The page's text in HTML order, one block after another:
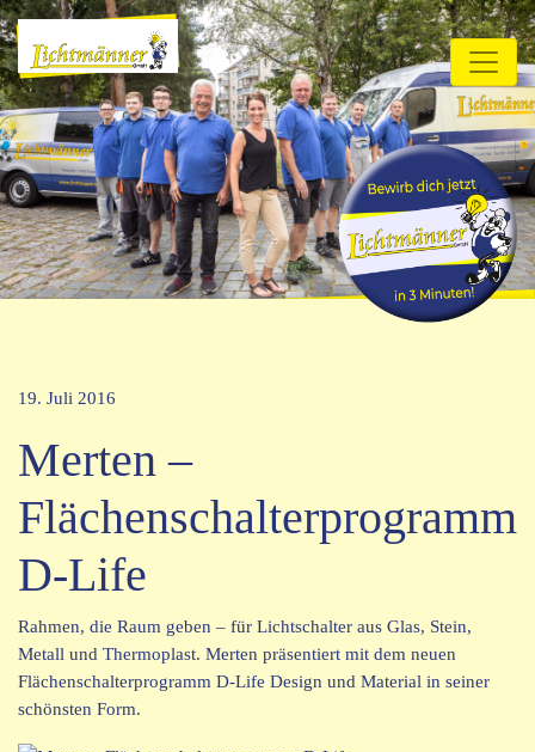
19. Juli 2016
Merten –
Flächenschalterprogramm
D-Life
Rahmen, die Raum geben – für Lichtschalter aus Glas, Stein,
Metall und Thermoplast. Merten präsentiert mit dem neuen
Flächenschalterprogramm D-Life Design und Material in seiner
schönsten Form.